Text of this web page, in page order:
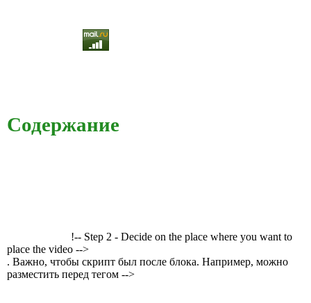
Содержание
!-- Step 2 - Decide on the place where you want to
place the video -->
. Важно, чтобы скрипт был после блока. Например, можно
разместить перед тегом -->